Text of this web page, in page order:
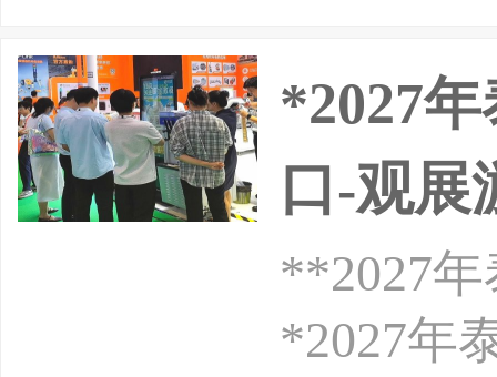
*2027
口-观展
**2027
*2027年